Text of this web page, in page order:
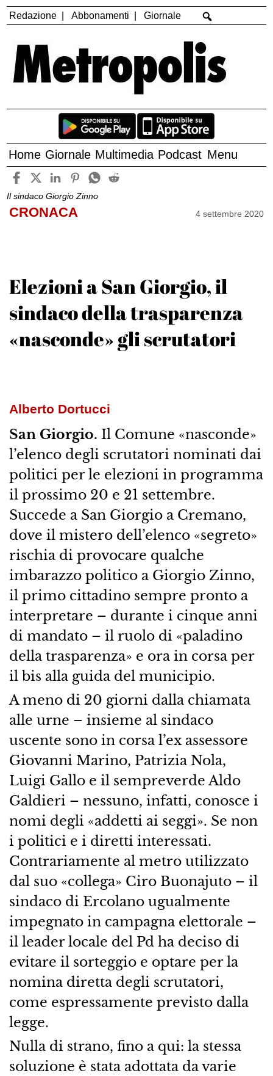
Redazione Abbonamenti Giornale
Home Giornale Multimedia Podcast Menu
Il sindaco Giorgio Zinno
CRONACA 4 settembre 2020
Elezioni a San Giorgio, il
sindaco della trasparenza
«nasconde» gli scrutatori
Alberto Dortucci
San Giorgio. Il Comune «nasconde»
l’elenco degli scrutatori nominati dai
politici per le elezioni in programma
il prossimo 20 e 21 settembre.
Succede a San Giorgio a Cremano,
dove il mistero dell’elenco «segreto»
rischia di provocare qualche
imbarazzo politico a Giorgio Zinno,
il primo cittadino sempre pronto a
interpretare – durante i cinque anni
di mandato – il ruolo di «paladino
della trasparenza» e ora in corsa per
il bis alla guida del municipio.
A meno di 20 giorni dalla chiamata
alle urne – insieme al sindaco
uscente sono in corsa l’ex assessore
Giovanni Marino, Patrizia Nola,
Luigi Gallo e il sempreverde Aldo
Galdieri – nessuno, infatti, conosce i
nomi degli «addetti ai seggi». Se non
i politici e i diretti interessati.
Contrariamente al metro utilizzato
dal suo «collega» Ciro Buonajuto – il
sindaco di Ercolano ugualmente
impegnato in campagna elettorale –
il leader locale del Pd ha deciso di
evitare il sorteggio e optare per la
nomina diretta degli scrutatori,
come espressamente previsto dalla
legge.
Nulla di strano, fino a qui: la stessa
soluzione è stata adottata da varie